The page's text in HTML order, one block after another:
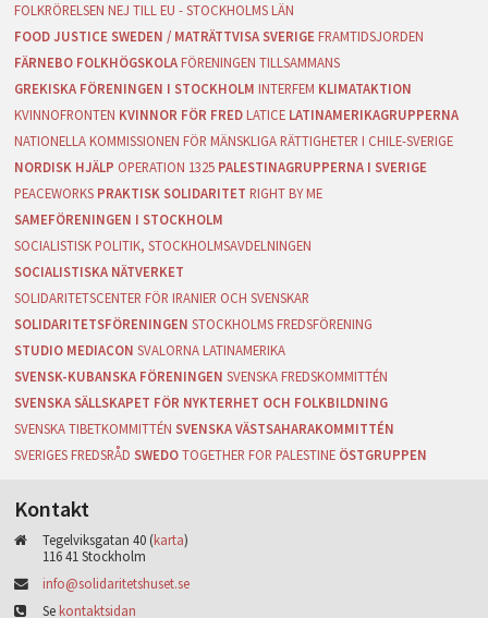
FOLKRÖRELSEN NEJ TILL EU - STOCKHOLMS LÄN
FOOD JUSTICE SWEDEN / MATRÄTTVISA SVERIGE FRAMTIDSJORDEN
FÄRNEBO FOLKHÖGSKOLA FÖRENINGEN TILLSAMMANS
GREKISKA FÖRENINGEN I STOCKHOLM INTERFEM KLIMATAKTION
KVINNOFRONTEN KVINNOR FÖR FRED LATICE LATINAMERIKAGRUPPERNA
NATIONELLA KOMMISSIONEN FÖR MÄNSKLIGA RÄTTIGHETER I CHILE-SVERIGE
NORDISK HJÄLP OPERATION 1325 PALESTINAGRUPPERNA I SVERIGE
PEACEWORKS PRAKTISK SOLIDARITET RIGHT BY ME
SAMEFÖRENINGEN I STOCKHOLM
SOCIALISTISK POLITIK, STOCKHOLMSAVDELNINGEN
SOCIALISTISKA NÄTVERKET
SOLIDARITETSCENTER FÖR IRANIER OCH SVENSKAR
SOLIDARITETSFÖRENINGEN STOCKHOLMS FREDSFÖRENING
STUDIO MEDIACON SVALORNA LATINAMERIKA
SVENSK-KUBANSKA FÖRENINGEN SVENSKA FREDSKOMMITTÉN
SVENSKA SÄLLSKAPET FÖR NYKTERHET OCH FOLKBILDNING
SVENSKA TIBETKOMMITTÉN SVENSKA VÄSTSAHARAKOMMITTÉN
SVERIGES FREDSRÅD SWEDO TOGETHER FOR PALESTINE ÖSTGRUPPEN
Kontakt
Tegelviksgatan 40 (karta)
116 41 Stockholm
info@solidaritetshuset.se
Se kontaktsidan